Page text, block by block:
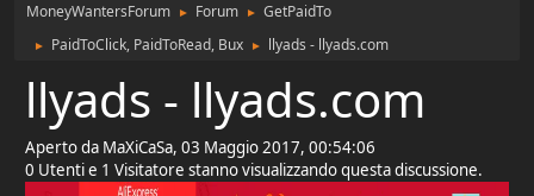
MoneyWantersForum ► Forum ► GetPaidTo
► PaidToClick, PaidToRead, Bux ► llyads - llyads.com
llyads - llyads.com
Aperto da MaXiCaSa, 03 Maggio 2017, 00:54:06
0 Utenti e 1 Visitatore stanno visualizzando questa discussione.